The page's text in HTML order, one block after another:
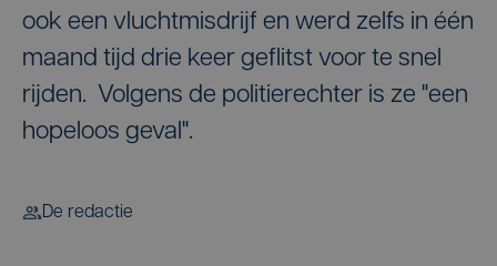
ook een vluchtmisdrijf en werd zelfs in één
maand tijd drie keer geflitst voor te snel
rijden. Volgens de politierechter is ze "een
hopeloos geval".
De redactie